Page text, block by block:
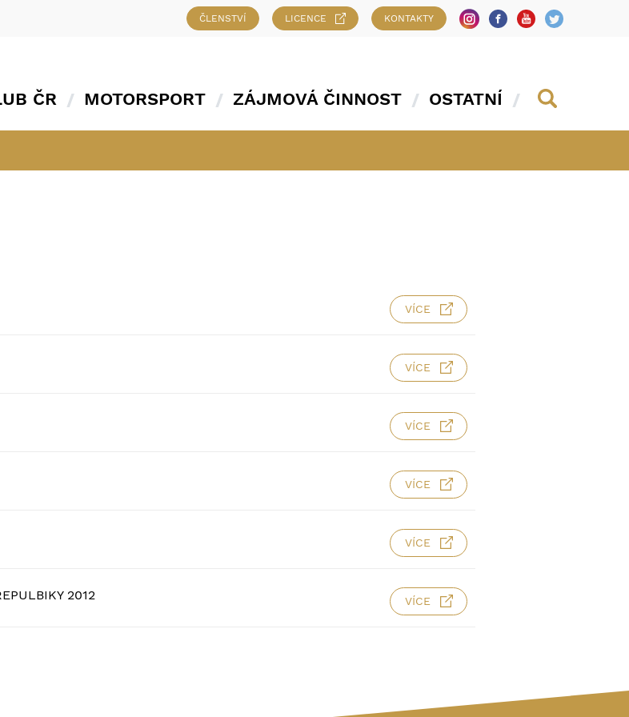
ČLENSTVÍ LICENCE KONTAKTY
ČR MOTORSPORT ZÁJMOVÁ ČINNOST OSTATNÍ
VÍCE
VÍCE
VÍCE
VÍCE
VÍCE
2012 VÍCE